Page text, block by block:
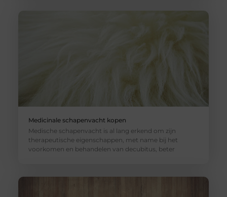
Medicinale schapenvacht kopen
Medische schapenvacht is al lang erkend om zijn
therapeutische eigenschappen, met name bij het
voorkomen en behandelen van decubitus, beter